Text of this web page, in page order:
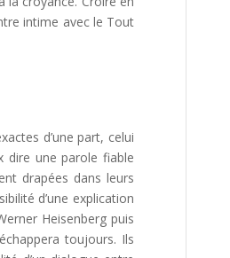
intime avec le Tout
d’une part, celui
dire une parole fiable
drapées dans leurs
d’une explication
Heisenberg puis
toujours. Ils